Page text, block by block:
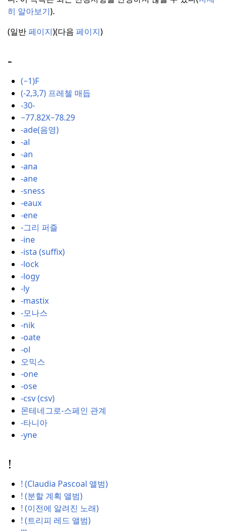
히 알아보기).
(일반페이지)(다음 페이지)
-
(−1)F
(-2,3,7) 프레첼 매듭
-30-
−77.82X−78.29
-ade(음영)
-al
-an
-ana
-ane
-sness
-eaux
-ene
-그리 퍼즐
-ine
-ista (suffix)
-lock
-logy
-ly
-mastix
-모나스
-nik
-oate
-ol
오믹스
-one
-ose
-csv (csv)
몬테네그로-스페인 관계
-타니아
-yne
!
! (Claudia Pascoal 앨범)
! (분할 계획 앨범)
! (이전에 알려진 노래)
! (트리피 레드 앨범)